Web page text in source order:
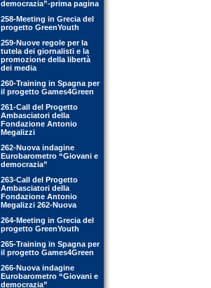
democrazia”-prima pagina
258-Meeting in Grecia del
progetto GreenYouth
259-Nuove regole per la
tutela dei giornalisti e la
promozione della libertà
dei media
260-Training in Spagna per
il progetto Games4Green
261-Call del Progetto
Ambasciatori della
Fondazione Antonio
Megalizzi
262-Nuova indagine
Eurobarometro “Giovani e
democrazia”
263-Call del Progetto
Ambasciatori della
Fondazione Antonio
Megalizzi 262-Nuova
264-Meeting in Grecia del
progetto GreenYouth
265-Training in Spagna per
il progetto Games4Green
266-Nuova indagine
Eurobarometro “Giovani e
democrazia”